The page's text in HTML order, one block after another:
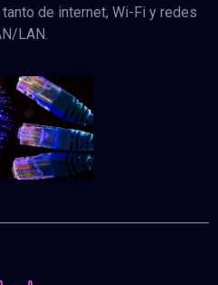
de internet, Wi-Fi y redes
LAN.